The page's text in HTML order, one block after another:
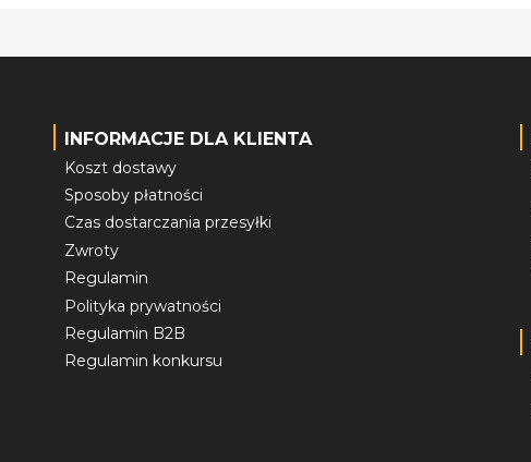
INFORMACJE DLA KLIENTA
Koszt dostawy
Sposoby płatności
Czas dostarczania przesyłki
Zwroty
Regulamin
Polityka prywatności
Regulamin B2B
Regulamin konkursu